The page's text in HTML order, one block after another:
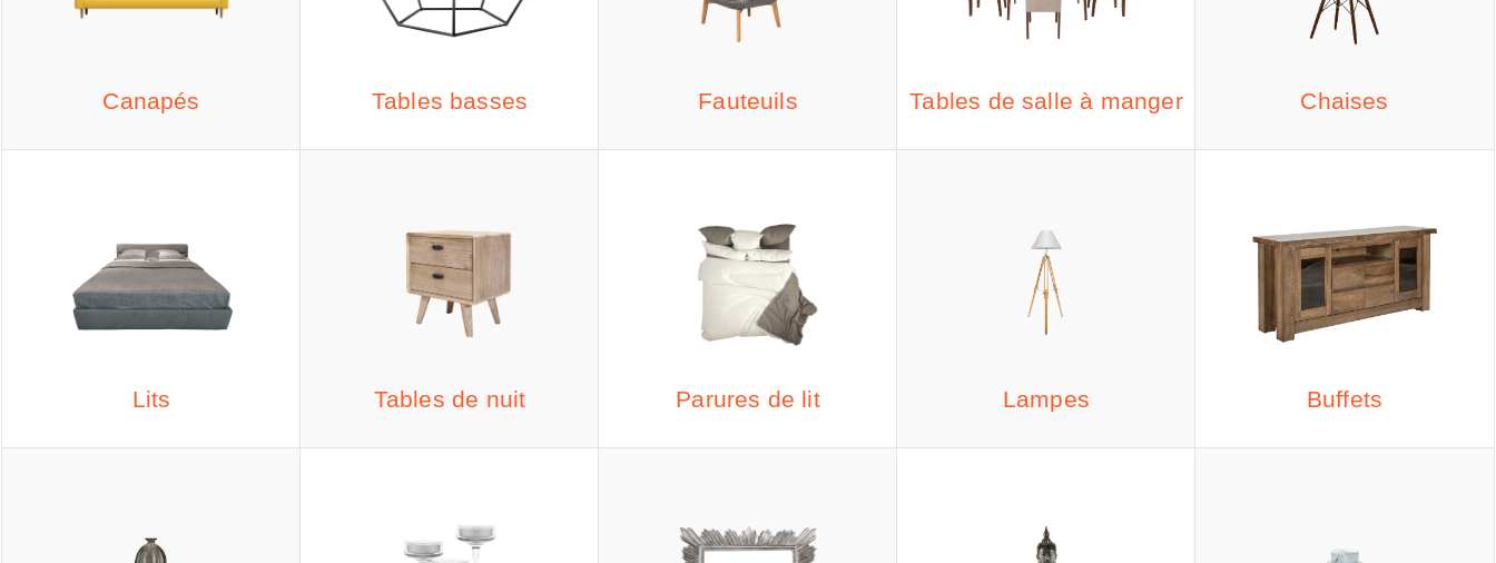
Canapés Tables basses Fauteuils Tables de salle à manger Chaises
Lits Tables de nuit Parures de lit Lampes Buffets